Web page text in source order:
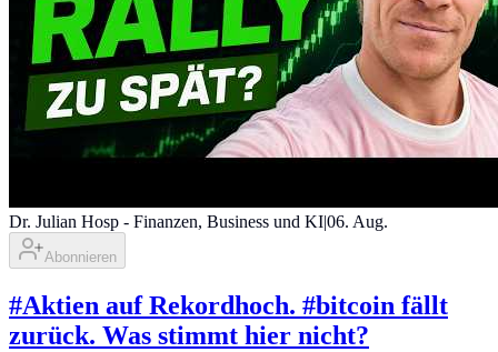
Dr. Julian Hosp - Finanzen, Business und KI06. Aug.
Abonnieren
#Aktien auf Rekordhoch. #bitcoin fällt
zurück. Was stimmt hier nicht?